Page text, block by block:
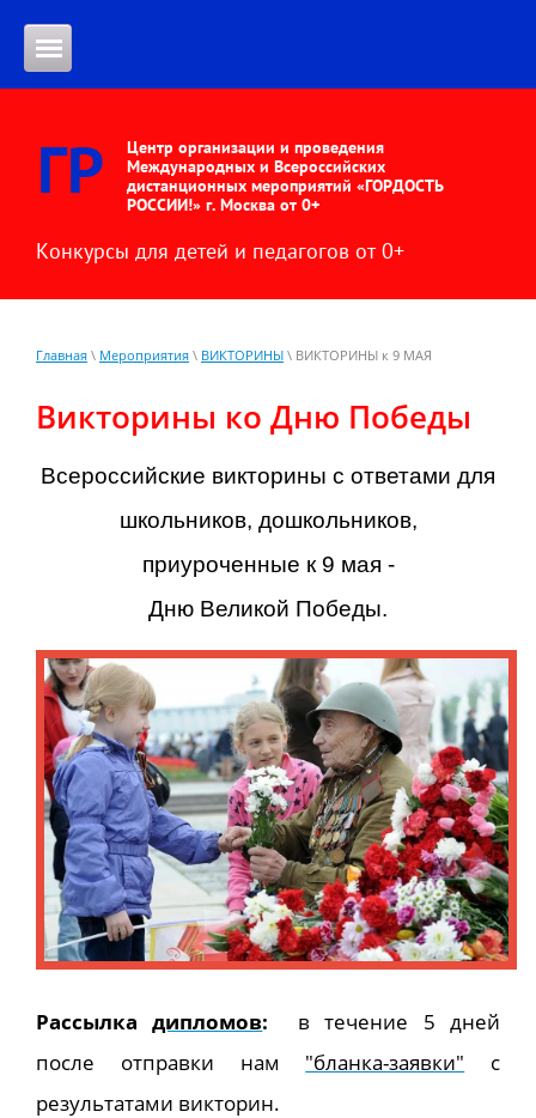
ГР
Центр организации и проведения
Международных и Всероссийских
дистанционных мероприятий «ГОРДОСТЬ
РОССИИ!» г. Москва от 0+
Конкурсы для детей и педагогов от 0+
Главная \ Мероприятия \ ВИКТОРИНЫ \ ВИКТОРИНЫ к 9 МАЯ
Викторины ко Дню Победы
Всероссийские викторины с ответами для
школьников, дошкольников,
приуроченные к 9 мая -
Дню Великой Победы.
Рассылкадипломов: в течение 5 дней
после отправки нам "бланка-заявки" с
результатами викторин.